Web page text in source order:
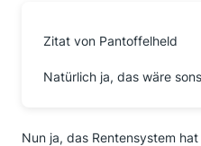
Zitat von Pantoffelheld
Natürlich ja, das wäre
Nun ja, das Rentensystem